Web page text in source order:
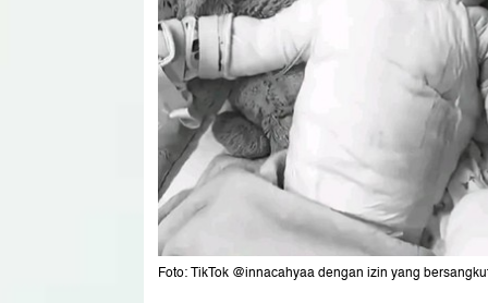
Foto: TikTok @innacahyaa dengan izin yang